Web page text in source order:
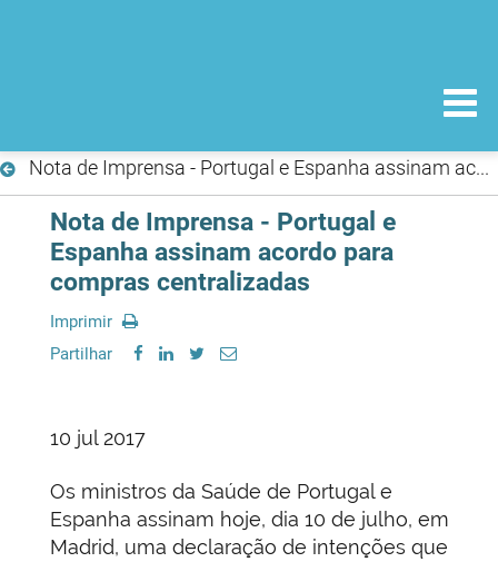
Nota de Imprensa - Portugal e Espanha assinam acordo para compras centralizadas
Nota de Imprensa - Portugal e
Espanha assinam acordo para
compras centralizadas
Imprimir
Partilhar
10 jul 2017
Os ministros da Saúde de Portugal e
Espanha assinam hoje, dia 10 de julho, em
Madrid, uma declaração de intenções que